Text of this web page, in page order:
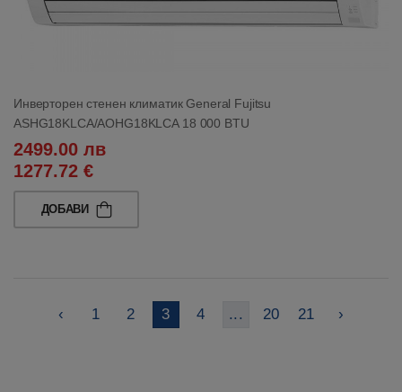
Инверторен стенен климатик General Fujitsu
ASHG18KLCA/AOHG18KLCA 18 000 BTU
2499.00 лв
1277.72 €
ДОБАВИ
‹ 1 2 3 4 ... 20 21 ›